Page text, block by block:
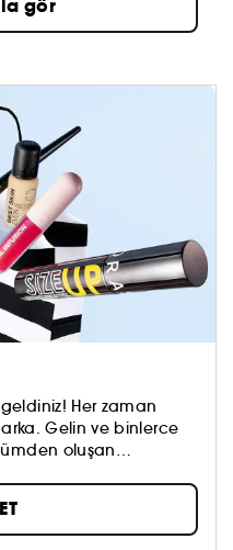
gör
geldiniz! Her zaman
Gelin ve binlerce
oluşan
sürmeye, kendi
ve hepsinden de
çekinmeyin!